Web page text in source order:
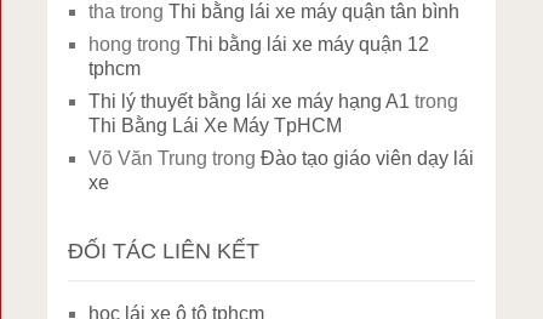
tha trongThi bằng lái xe máy quận tân bình
hong trongThi bằng lái xe máy quận 12
tphcm
Thi lý thuyết bằng lái xe máy hạng A1 trong
Thi Bằng Lái Xe Máy TpHCM
Võ Văn Trung trongĐào tạo giáo viên dạy lái
xe
ĐỐI TÁC LIÊN KẾT
học lái xe ô tô tphcm